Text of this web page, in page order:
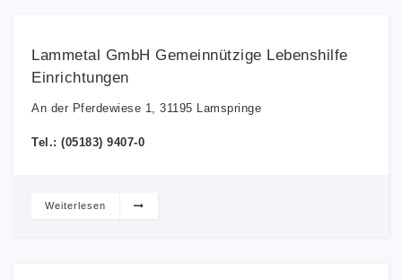
Lammetal GmbH Gemeinnützige Lebenshilfe
Einrichtungen
An der Pferdewiese 1, 31195 Lamspringe
Tel.: (05183) 9407-0
Weiterlesen